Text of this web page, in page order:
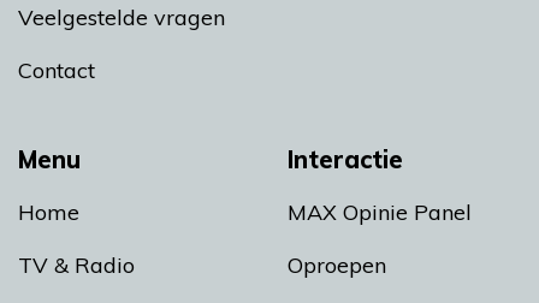
Menu
Home
TV & Radio
Interactie
MAX Opinie Panel
Oproepen
Veelgestelde vragen
Contact